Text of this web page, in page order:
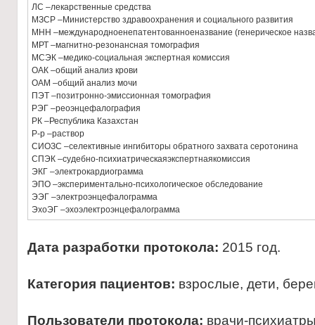
ЛС –лекарственные средства
МЗСР –Министерство здравоохранения и социального развития
МНН –международноенепатентованноеназвание (генерическое
МРТ –магнитно-резонансная томография
МСЭК –медико-социальная экспертная комиссия
ОАК –общий анализ крови
ОАМ –общий анализ мочи
ПЭТ –позитронно-эмиссионная томография
РЭГ –реоэнцефалография
РК –Республика Казахстан
Р-р –раствор
СИОЗС –селективные ингибиторы обратного захвата серотонина
СПЭК –судебно-психиатрическаяэкспертнаякомиссия
ЭКГ –электрокардиограмма
ЭПО –экспериментально-психологическое обследование
ЭЭГ –электроэнцефалограмма
ЭхоЭГ –эхоэлектроэнцефалограмма
Дата разработки протокола: 2015 год.
Категория пациентов: взрослые, дети,
Пользователи протокола: врачи-